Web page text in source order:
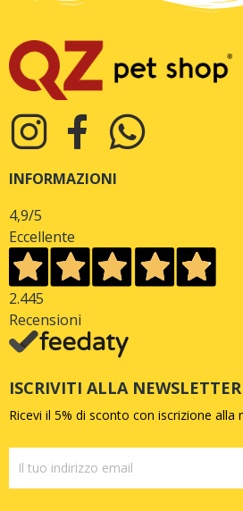
INFORMAZIONI
4,9/5
Eccellente
2.445
Recensioni
ISCRIVITI ALLA NEWSLETTER
Ricevi il 5% di sconto con iscrizione alla